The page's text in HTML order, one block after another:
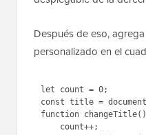
personalizado’, donde
de JavaScript’ como el
desplegable de la
personalizado en el